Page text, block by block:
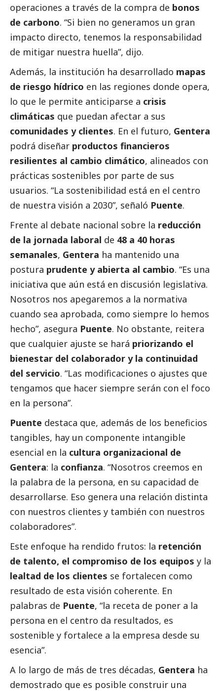
operaciones a través de la compra de bonos
de carbono. “Si bien no generamos un gran
impacto directo, tenemos la responsabilidad
de mitigar nuestra huella”, dijo.
Además, la institución ha desarrollado mapas
de riesgo hídrico en las regiones donde opera,
lo que le permite anticiparse a crisis
climáticas que puedan afectar a sus
comunidades y clientes. En el futuro, Gentera
podrá diseñar productos financieros
resilientes al cambio climático, alineados con
prácticas sostenibles por parte de sus
usuarios. “La sostenibilidad está en el centro
de nuestra visión a 2030”, señaló Puente.
Frente al debate nacional sobre la reducción
de la jornada laboral de 48 a 40 horas
semanales, Gentera ha mantenido una
postura prudente y abierta al cambio. “Es una
iniciativa que aún está en discusión legislativa.
Nosotros nos apegaremos a la normativa
cuando sea aprobada, como siempre lo hemos
hecho”, asegura Puente. No obstante, reitera
que cualquier ajuste se hará priorizando el
bienestar del colaborador y la continuidad
del servicio. “Las modificaciones o ajustes que
tengamos que hacer siempre serán con el foco
en la persona”.
Puente destaca que, además de los beneficios
tangibles, hay un componente intangible
esencial en la cultura organizacional de
Gentera: la confianza. “Nosotros creemos en
la palabra de la persona, en su capacidad de
desarrollarse. Eso genera una relación distinta
con nuestros clientes y también con nuestros
colaboradores”.
Este enfoque ha rendido frutos: la retención
de talento, el compromiso de los equipos y la
lealtad de los clientes se fortalecen como
resultado de esta visión coherente. En
palabras de Puente, “la receta de poner a la
persona en el centro da resultados, es
sostenible y fortalece a la empresa desde su
esencia”.
A lo largo de más de tres décadas, Gentera ha
demostrado que es posible construir una